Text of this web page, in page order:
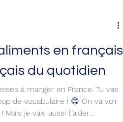
en français
du quotidien
à manger en France. Tu vas
de vocabulaire ! 😋 On va voir
je vais aussi t’aider